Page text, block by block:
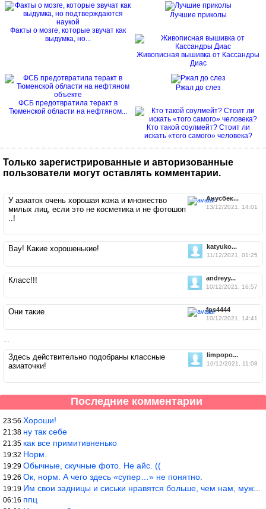
Факты о мозге, которые звучат как
выдумка, но...
Лучшие приколы
Живописная вышивка от Кассандры
Диас
ФСБ предотвратила теракт в
Тюменской области на нефтяном...
Ржал до слез
Кто такой соулмейт? Стоит ли
искать «того самого» человека?
Только зарегистрированные и авторизованные
пользователи могут оставлять комментарии.
Анусбек...
13/12/2021, 14:01
У азиаток очень хорошая кожа и множество
милых лиц, если это не косметика и не фотошоп
..!
katyuko...
11/12/2021, 01:25
Вау! Какие хорошенькие!
andreyy...
10/12/2021, 16:57
Класс!!!
fps4444
10/12/2021, 14:41
Они такие
limpopo...
10/12/2021, 11:08
Здесь действительно подобраны классные
азиаточки!
Последние комментарии
23:56 Хороши!
21:38 ну так себе
21:35 как все примитивненько
19:32 Норм.
19:29 Обычные, скучные фото. Не айс. ((
19:26 Ок, норм. А чего здесь «супер…» не понятно.
19:19 Им свои задницы и сиськи нравятся больше, чем нам, мужикам?
06:16 ппц